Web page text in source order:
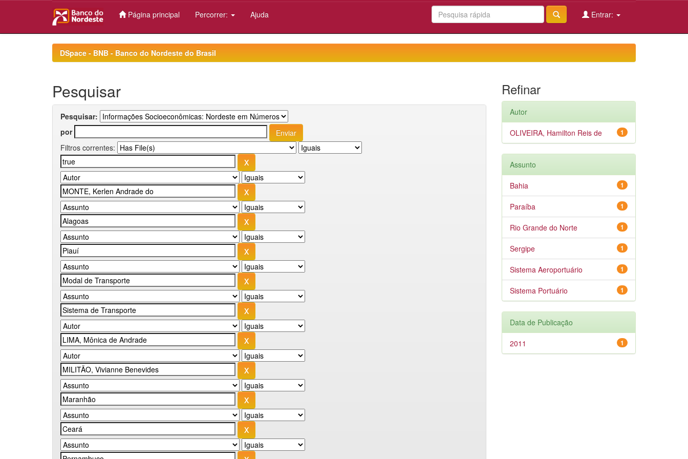
Página principal Percorrer: Ajuda Entrar:
DSpace - BNB - Banco do Nordeste do Brasil
Pesquisar
Pesquisar:
por
Filtros correntes:
Refinar
Autor
1
OLIVEIRA, Hamilton Reis de
Assunto
1
Bahia
1
Paraíba
1
Rio Grande do Norte
1
Sergipe
1
Sistema Aeroportuário
1
Sistema Portuário
Data de Publicação
1
2011